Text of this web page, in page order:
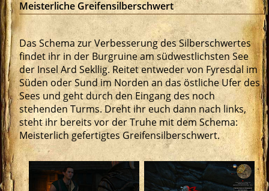
Meisterliche Greifensilberschwert
Das Schema zur Verbesserung des Silberschwertes
findet ihr in der Burgruine am südwestlichsten See
der Insel Ard Sekllig. Reitet entweder von Fyresdal im
Süden oder Sund im Norden an das östliche Ufer des
Sees und geht durch den Eingang des noch
stehenden Turms. Dreht ihr euch dann nach links,
steht ihr bereits vor der Truhe mit dem Schema:
Meisterlich gefertigtes Greifensilberschwert.